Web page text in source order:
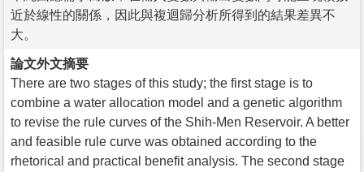
近於線性的關係，因此與複迴歸分析所得到的結果差異不
大。
論文外文摘要
There are two stages of this study; the first stage is to
combine a water allocation model and a genetic algorithm
to revise the rule curves of the Shih-Men Reservoir. A better
and feasible rule curve was obtained according to the
rhetorical and practical benefit analysis. The second stage